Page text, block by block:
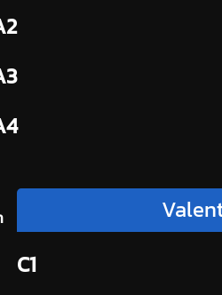
C1